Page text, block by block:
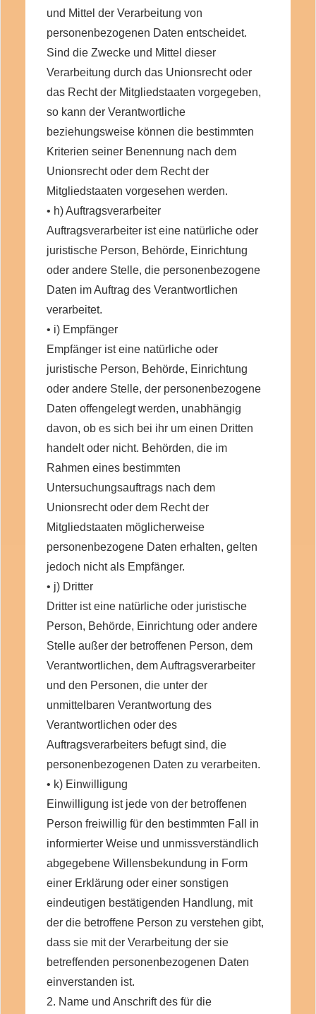
und Mittel der Verarbeitung von
personenbezogenen Daten entscheidet.
Sind die Zwecke und Mittel dieser
Verarbeitung durch das Unionsrecht oder
das Recht der Mitgliedstaaten vorgegeben,
so kann der Verantwortliche
beziehungsweise können die bestimmten
Kriterien seiner Benennung nach dem
Unionsrecht oder dem Recht der
Mitgliedstaaten vorgesehen werden.
• h) Auftragsverarbeiter
Auftragsverarbeiter ist eine natürliche oder
juristische Person, Behörde, Einrichtung
oder andere Stelle, die personenbezogene
Daten im Auftrag des Verantwortlichen
verarbeitet.
• i) Empfänger
Empfänger ist eine natürliche oder
juristische Person, Behörde, Einrichtung
oder andere Stelle, der personenbezogene
Daten offengelegt werden, unabhängig
davon, ob es sich bei ihr um einen Dritten
handelt oder nicht. Behörden, die im
Rahmen eines bestimmten
Untersuchungsauftrags nach dem
Unionsrecht oder dem Recht der
Mitgliedstaaten möglicherweise
personenbezogene Daten erhalten, gelten
jedoch nicht als Empfänger.
• j) Dritter
Dritter ist eine natürliche oder juristische
Person, Behörde, Einrichtung oder andere
Stelle außer der betroffenen Person, dem
Verantwortlichen, dem Auftragsverarbeiter
und den Personen, die unter der
unmittelbaren Verantwortung des
Verantwortlichen oder des
Auftragsverarbeiters befugt sind, die
personenbezogenen Daten zu verarbeiten.
• k) Einwilligung
Einwilligung ist jede von der betroffenen
Person freiwillig für den bestimmten Fall in
informierter Weise und unmissverständlich
abgegebene Willensbekundung in Form
einer Erklärung oder einer sonstigen
eindeutigen bestätigenden Handlung, mit
der die betroffene Person zu verstehen gibt,
dass sie mit der Verarbeitung der sie
betreffenden personenbezogenen Daten
einverstanden ist.
2. Name und Anschrift des für die